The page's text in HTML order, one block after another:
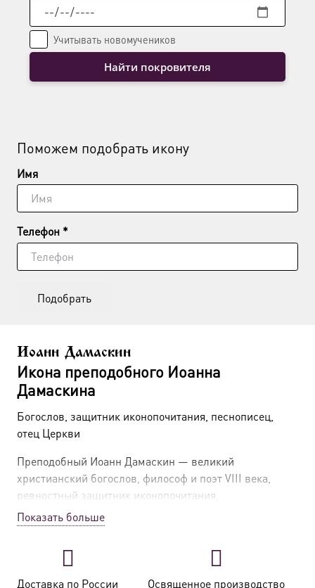
Учитывать новомучеников
Найти покровителя
Поможем подобрать икону
Имя
Телефон *
Подобрать
Иоанн Дамаскин
Икона преподобного Иоанна
Дамаскина
Богослов, защитник иконопочитания, песнописец,
отец Церкви
Преподобный Иоанн Дамаскин — великий
христианский богослов, философ и поэт VIII века,
ревностный защитник иконопочитания,
систематизатор православного вероучения и автор
многих церковных песнопений. Его жизнь и труды
и богослужения. Икона преподобного Иоанна
Дамаскина — это образ святого, чье заступничество
Показать больше
Доставка по России Освященное производство